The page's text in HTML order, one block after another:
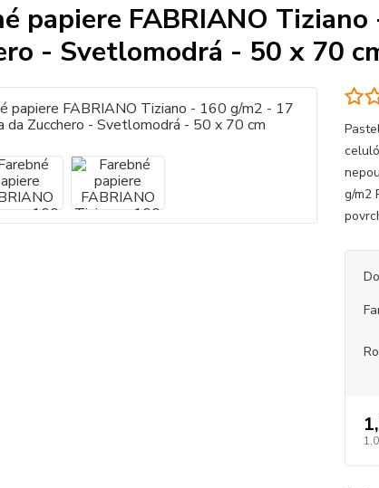
papiere FABRIANO
- Svetlomodrá - 50 x 70
g/m2